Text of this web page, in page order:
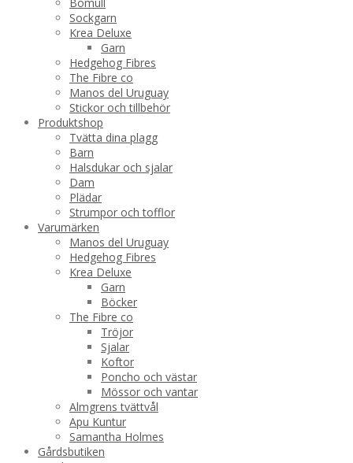
Sockgarn
Krea Deluxe
Garn
Hedgehog Fibres
The Fibre co
Manos del Uruguay
Stickor och tillbehör
Produktshop
Tvätta dina plagg
Barn
Halsdukar och sjalar
Dam
Plädar
Strumpor och tofflor
Varumärken
Manos del Uruguay
Hedgehog Fibres
Krea Deluxe
Garn
Böcker
The Fibre co
Tröjor
Sjalar
Koftor
Poncho och västar
Mössor och vantar
Almgrens tvättvål
Apu Kuntur
Samantha Holmes
Gårdsbutiken